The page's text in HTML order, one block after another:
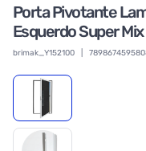
Porta Pivotante
Esquerdo Super
brimak_Y152100